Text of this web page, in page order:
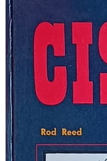
OD
DO